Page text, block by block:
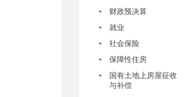
财政预决算
就业
社会保险
保障性住房
国有土地上房屋征收
与补偿